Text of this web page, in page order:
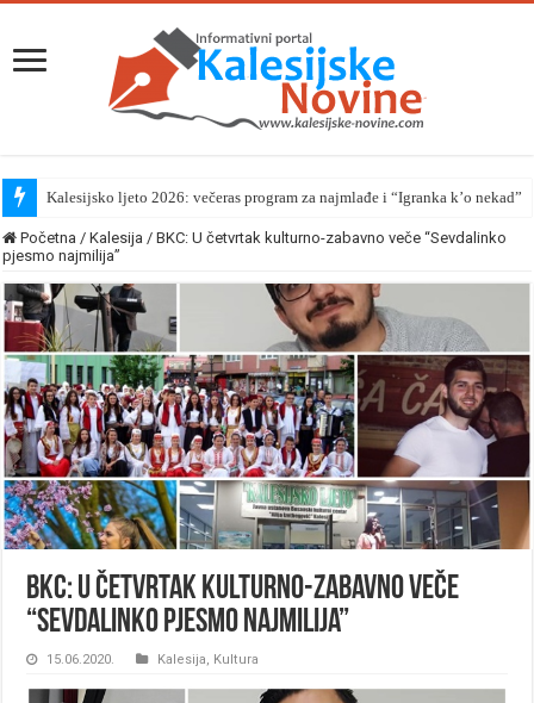
Kalesijsko ljeto 2026: večeras program za najmlađe i “Igranka k’o nekad”
Početna / Kalesija / BKC: U četvrtak kulturno-zabavno veče “Sevdalinko
pjesmo najmilija”
BKC: U četvrtak kulturno-zabavno veče
“Sevdalinko pjesmo najmilija”
15.06.2020. Kalesija, Kultura